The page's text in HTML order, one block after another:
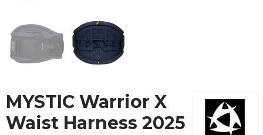
MYSTIC Warrior X
Waist Harness 2025